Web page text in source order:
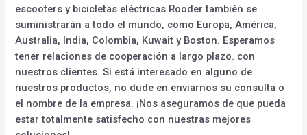
escooters y bicicletas eléctricas Rooder también se
suministrarán a todo el mundo, como Europa, América,
Australia, India, Colombia, Kuwait y Boston. Esperamos
tener relaciones de cooperación a largo plazo. con
nuestros clientes. Si está interesado en alguno de
nuestros productos, no dude en enviarnos su consulta o
el nombre de la empresa. ¡Nos aseguramos de que pueda
estar totalmente satisfecho con nuestras mejores